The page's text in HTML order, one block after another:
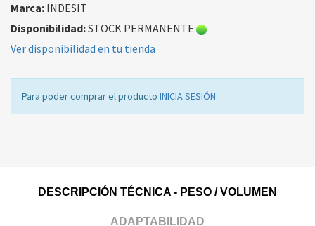
Marca: INDESIT
Disponibilidad:STOCK PERMANENTE
Ver disponibilidad en tu tienda
Para poder comprar el producto INICIA SESIÓN
DESCRIPCIÓN TÉCNICA - PESO / VOLUMEN
ADAPTABILIDAD